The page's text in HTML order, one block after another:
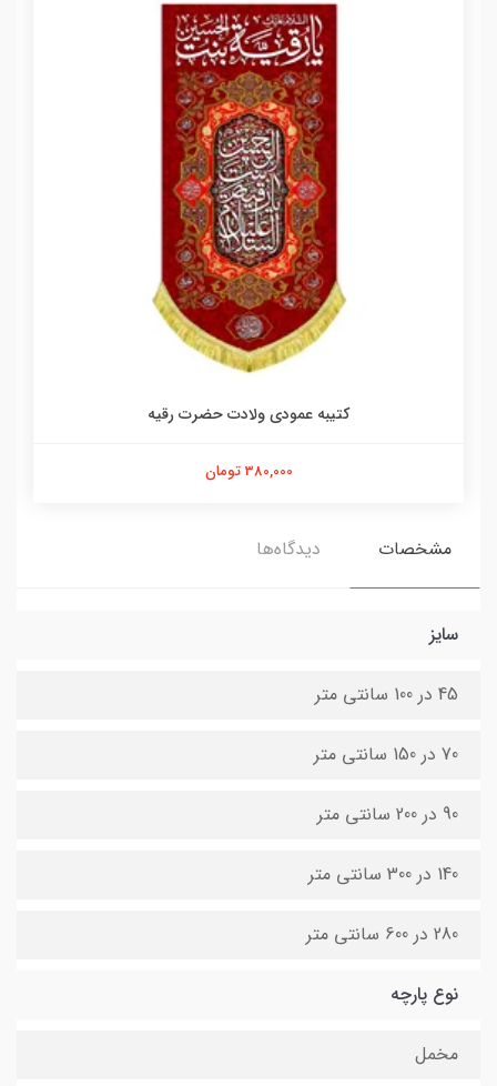
کتیبه عمودی ولادت حضرت رقیه
380,000 تومان
مشخصات دیدگاه‌ها
سایز
45 در 100 سانتی متر
70 در 150 سانتی متر
90 در 200 سانتی متر
140 در 300 سانتی متر
280 در 600 سانتی متر
نوع پارچه
مخمل